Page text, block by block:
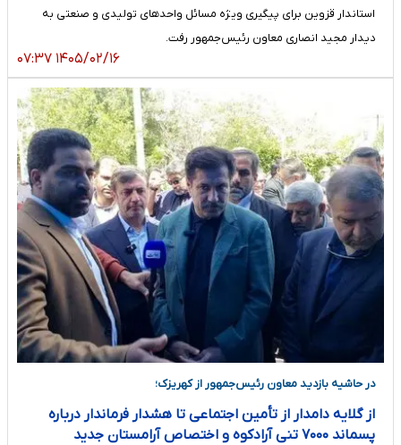
استاندار قزوین برای پیگیری ویژه مسائل واحدهای تولیدی و صنعتی به
دیدار مجید انصاری معاون رئیس‌جمهور رفت.
۱۴۰۵/۰۲/۱۶ ۰۷:۳۷
در حاشیه بازدید معاون رئیس‌جمهور از کهریزک؛
از گلایه دامدار از تأمین اجتماعی تا هشدار فرماندار درباره
پسماند ۷۰۰۰ تنی آرادکوه و اختصاص آرامستان جدید